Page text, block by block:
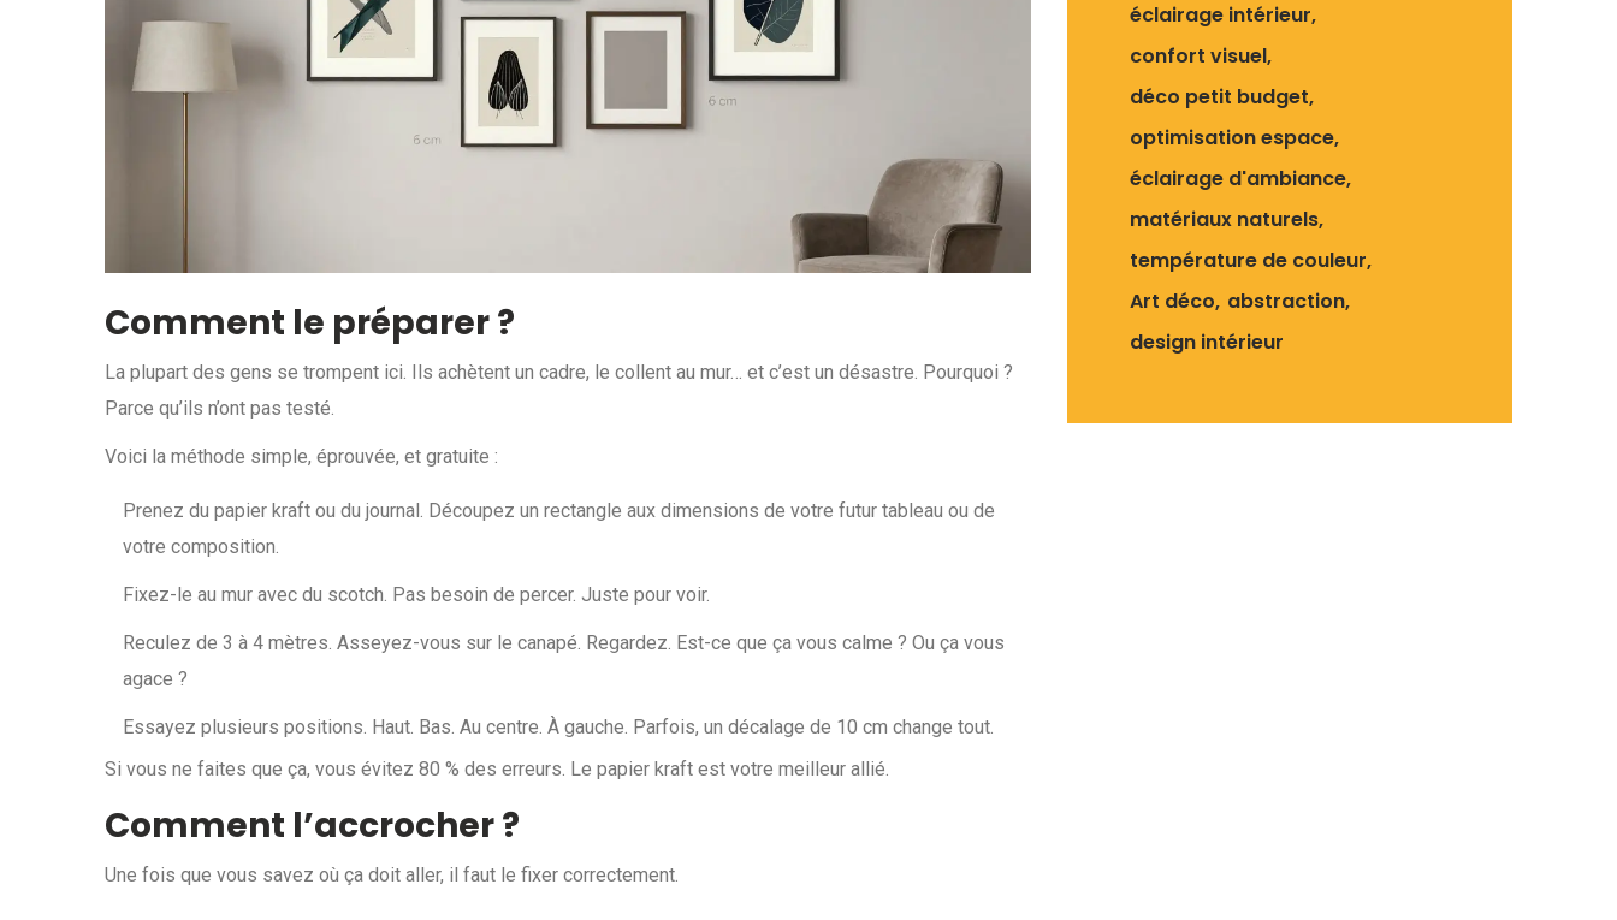
Comment le préparer ?
La plupart des gens se trompent ici. Ils achètent un cadre, le collent au mur… et c’est un désastre. Pourquoi ?
Parce qu’ils n’ont pas testé.
Voici la méthode simple, éprouvée, et gratuite :
Prenez du papier kraft ou du journal. Découpez un rectangle aux dimensions de votre futur tableau ou de
votre composition.
Fixez-le au mur avec du scotch. Pas besoin de percer. Juste pour voir.
Reculez de 3 à 4 mètres. Asseyez-vous sur le canapé. Regardez. Est-ce que ça vous calme ? Ou ça vous
agace ?
Essayez plusieurs positions. Haut. Bas. Au centre. À gauche. Parfois, un décalage de 10 cm change tout.
Si vous ne faites que ça, vous évitez 80 % des erreurs. Le papier kraft est votre meilleur allié.
Comment l’accrocher ?
Une fois que vous savez où ça doit aller, il faut le fixer correctement.
éclairage intérieur
confort visuel
déco petit budget
optimisation espace
éclairage d'ambiance
matériaux naturels
température de couleur
Art déco abstraction
design intérieur